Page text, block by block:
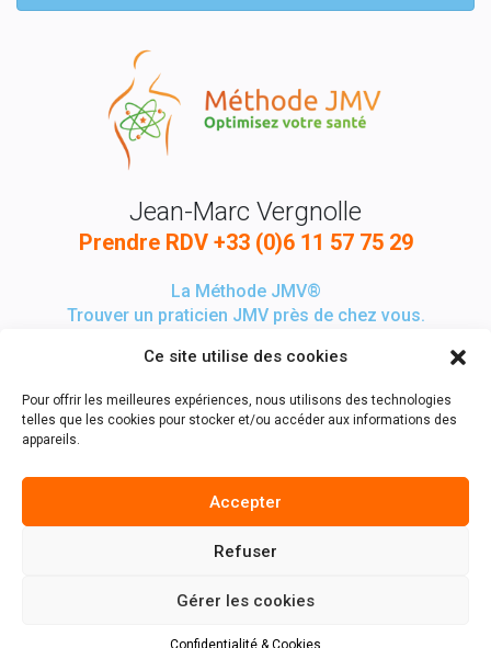
Ce site utilise des cookies
Pour offrir les meilleures expériences, nous utilisons des technologies
telles que les cookies pour stocker et/ou accéder aux informations des
appareils.
Accepter
Refuser
Gérer les cookies
Confidentialité & Cookies
Jean-Marc Vergnolle
Prendre RDV +33 (0)6 11 57 75 29
La Méthode JMV®
Trouver un praticien JMV près de chez vous.
Mentions Légales
CGV